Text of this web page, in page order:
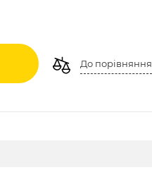
До порівняння